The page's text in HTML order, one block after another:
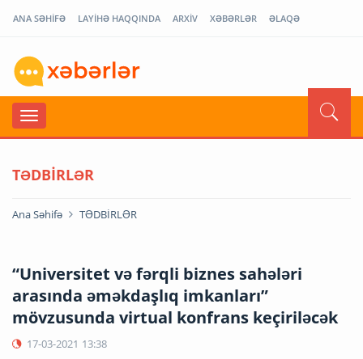
ANA SƏHİFƏ LAYİHƏ HAQQINDA ARXİV XƏBƏRLƏR ƏLAQƏ
TƏDBİRLƏR
Ana Səhifə TƏDBİRLƏR
“Universitet və fərqli biznes sahələri
arasında əməkdaşlıq imkanları”
mövzusunda virtual konfrans keçiriləcək
17-03-2021 13:38